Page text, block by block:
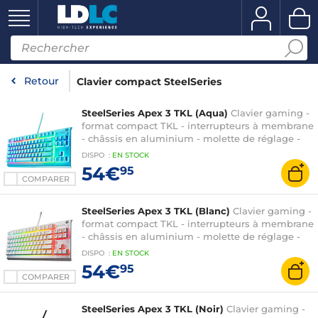
Retour Clavier compact SteelSeries
COMPARER
SteelSeries Apex 3 TKL (Aqua) Clavier gaming -
format compact TKL - interrupteurs à membrane
- châssis en aluminium - molette de réglage -
rétroéclairage PrismSync RGB 16.8 millions de
couleurs - AZERTY, Français
DISPO : EN STOCK
54€95
COMPARER
SteelSeries Apex 3 TKL (Blanc) Clavier gaming -
format compact TKL - interrupteurs à membrane
- châssis en aluminium - molette de réglage -
rétroéclairage PrismSync RGB 16.8 millions de
couleurs - AZERTY, Français
DISPO : EN STOCK
54€95
SteelSeries Apex 3 TKL (Noir) Clavier gaming -